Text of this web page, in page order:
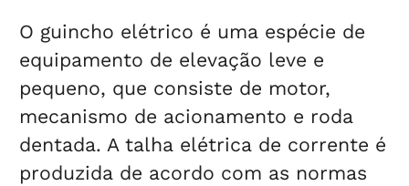
O guincho elétrico é uma espécie de
equipamento de elevação leve e
pequeno, que consiste de motor,
mecanismo de acionamento e roda
dentada. A talha elétrica de corrente é
produzida de acordo com as normas